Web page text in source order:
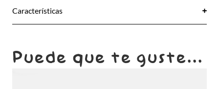
Características
Puede que te guste...